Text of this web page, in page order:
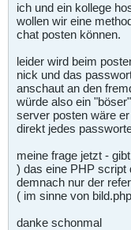
ich und ein kollege
wollen wir eine
chat posten können.
leider wird beim
nick und das
anschaut an den
würde also ein
server posten wäre
direkt jedes
meine frage jetzt -
) das eine PHP script
demnach nur der
( im sinne von
danke schonmal